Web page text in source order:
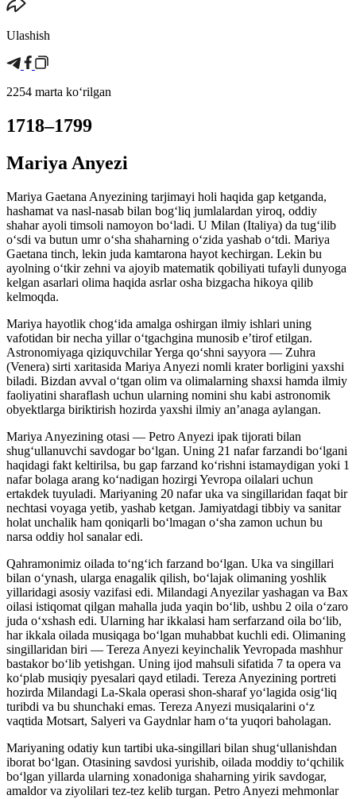
Ulashish
2254 marta koʻrilgan
1718–1799
Mariya Anyezi
Mariya Gaetana Anyezining tarjimayi holi haqida gap ketganda,
hashamat va nasl-nasab bilan bogʻliq jumlalardan yiroq, oddiy
shahar ayoli timsoli namoyon boʻladi. U Milan (Italiya) da tugʻilib
oʻsdi va butun umr oʻsha shaharning oʻzida yashab oʻtdi. Mariya
Gaetana tinch, lekin juda kamtarona hayot kechirgan. Lekin bu
ayolning oʻtkir zehni va ajoyib matematik qobiliyati tufayli dunyoga
kelgan asarlari olima haqida asrlar osha bizgacha hikoya qilib
kelmoqda.
Mariya hayotlik chogʻida amalga oshirgan ilmiy ishlari uning
vafotidan bir necha yillar oʻtgachgina munosib eʼtirof etilgan.
Astronomiyaga qiziquvchilar Yerga qoʻshni sayyora — Zuhra
(Venera) sirti xaritasida Mariya Anyezi nomli krater borligini yaxshi
biladi. Bizdan avval oʻtgan olim va olimalarning shaxsi hamda ilmiy
faoliyatini sharaflash uchun ularning nomini shu kabi astronomik
obyektlarga biriktirish hozirda yaxshi ilmiy anʼanaga aylangan.
Mariya Anyezining otasi — Petro Anyezi ipak tijorati bilan
shugʻullanuvchi savdogar boʻlgan. Uning 21 nafar farzandi boʻlgani
haqidagi fakt keltirilsa, bu gap farzand koʻrishni istamaydigan yoki 1
nafar bolaga arang koʻnadigan hozirgi Yevropa oilalari uchun
ertakdek tuyuladi. Mariyaning 20 nafar uka va singillaridan faqat bir
nechtasi voyaga yetib, yashab ketgan. Jamiyatdagi tibbiy va sanitar
holat unchalik ham qoniqarli boʻlmagan oʻsha zamon uchun bu
narsa oddiy hol sanalar edi.
Qahramonimiz oilada toʻngʻich farzand boʻlgan. Uka va singillari
bilan oʻynash, ularga enagalik qilish, boʻlajak olimaning yoshlik
yillaridagi asosiy vazifasi edi. Milandagi Anyezilar yashagan va Bax
oilasi istiqomat qilgan mahalla juda yaqin boʻlib, ushbu 2 oila oʻzaro
juda oʻxshash edi. Ularning har ikkalasi ham serfarzand oila boʻlib,
har ikkala oilada musiqaga boʻlgan muhabbat kuchli edi. Olimaning
singillaridan biri — Tereza Anyezi keyinchalik Yevropada mashhur
bastakor boʻlib yetishgan. Uning ijod mahsuli sifatida 7 ta opera va
koʻplab musiqiy pyesalari qayd etiladi. Tereza Anyezining portreti
hozirda Milandagi La-Skala operasi shon-sharaf yoʻlagida osigʻliq
turibdi va bu shunchaki emas. Tereza Anyezi musiqalarini oʻz
vaqtida Motsart, Salyeri va Gaydnlar ham oʻta yuqori baholagan.
Mariyaning odatiy kun tartibi uka-singillari bilan shugʻullanishdan
iborat boʻlgan. Otasining savdosi yurishib, oilada moddiy toʻqchilik
boʻlgan yillarda ularning xonadoniga shaharning yirik savdogar,
amaldor va ziyolilari tez-tez kelib turgan. Petro Anyezi mehmonlar